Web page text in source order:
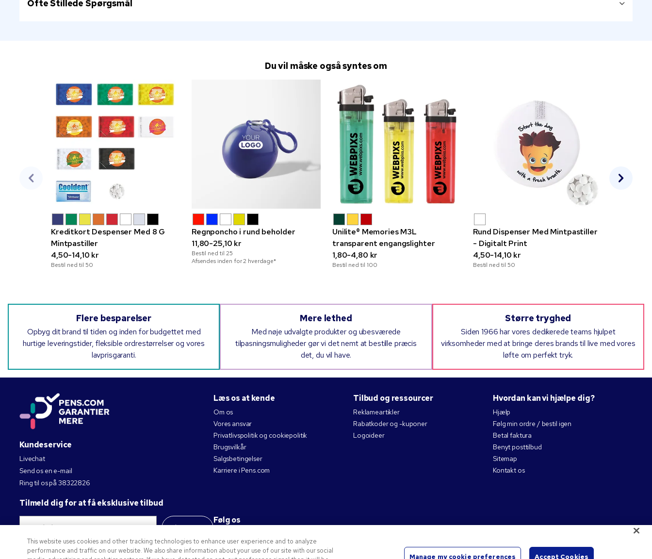
Ofte Stillede Spørgsmål
Du vil måske også syntes om
Kreditkort Despenser Med 8 G
Mintpastiller
4,50-14,10 kr
Bestil ned til 50
Regnponcho i rund beholder
11,80-25,10 kr
Bestil ned til 25
Afsendes inden for 2 hverdage*
Unilite® Memories M3L
transparent engangslighter
1,80-4,80 kr
Bestil ned til 100
Rund Dispenser Med Mintpastiller
- Digitalt Print
4,50-14,10 kr
Bestil ned til 50
Flere besparelser
Opbyg dit brand til tiden og inden for budgettet med
hurtige leveringstider, fleksible ordrestørrelser og vores
lavprisgaranti.
Mere lethed
Med nøje udvalgte produkter og ubesværede
tilpasningsmuligheder gør vi det nemt at bestille præcis
det, du vil have.
Større tryghed
Siden 1966 har vores dedikerede teams hjulpet
virksomheder med at bringe deres brands til live med vores
løfte om perfekt tryk.
Kundeservice
Livechat
Send os en e-mail
Ring til os på 38322826
Tilmeld dig for at få eksklusive tilbud
Abonnerer
Privat politik
Læs os at kende
Om os
Vores ansvar
Privatlivspolitik og cookiepolitik
Brugsvilkår
Salgsbetingelser
Karriere i Pens.com
Følg os
Tilbud og ressourcer
Reklameartikler
Rabatkoder og -kuponer
Logoideer
Hvordan kan vi hjælpe dig?
Hjælp
Følg min ordre / bestil igen
Betal faktura
Benyt posttilbud
Sitemap
Kontakt os
This website uses cookies and other tracking technologies to enhance user experience and to analyze
performance and traffic on our website. We also share information about your use of our site with our social
Manage my cookie preferences Accept Cookies